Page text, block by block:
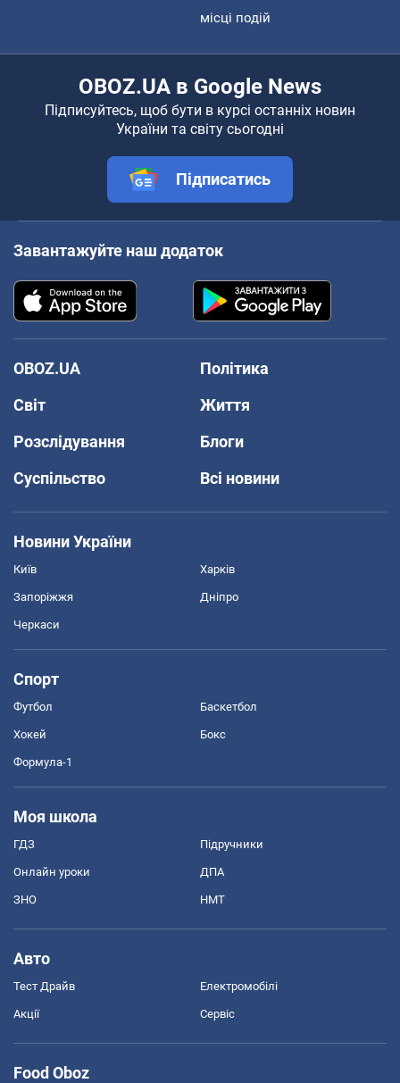
місці подій
OBOZ.UA в Google News
Підписуйтесь, щоб бути в курсі останніх новин
України та світу сьогодні
Підписатись
Завантажуйте наш додаток
OBOZ.UA
Політика
Світ
Життя
Розслідування
Блоги
Суспільство
Всі новини
Новини України
Київ Харків
Запоріжжя Дніпро
Черкаси
Спорт
Футбол Баскетбол
Хокей Бокс
Формула-1
Моя школа
ГДЗ Підручники
Онлайн уроки ДПА
ЗНО НМТ
Авто
Тест Драйв Електромобілі
Акції Сервіс
Food Oboz